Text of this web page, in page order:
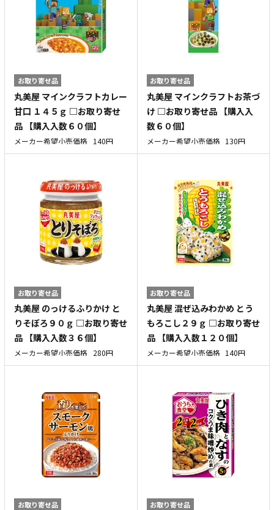
お取り寄せ品
丸美屋 マインクラフトカレー
甘口 １４５ｇ □お取り寄せ
品 【購入入数６０個】
メーカー希望小売価格 140円
お取り寄せ品
丸美屋 マインクラフトお茶づ
け □お取り寄せ品 【購入入
数６０個】
メーカー希望小売価格 130円
お取り寄せ品
丸美屋 のっけるふりかけ と
りそぼろ９０ｇ □お取り寄せ
品 【購入入数３６個】
メーカー希望小売価格 280円
お取り寄せ品
丸美屋 混ぜ込みわかめ とう
もろこし２９ｇ □お取り寄せ
品 【購入入数１２０個】
メーカー希望小売価格 140円
お取り寄せ品 お取り寄せ品